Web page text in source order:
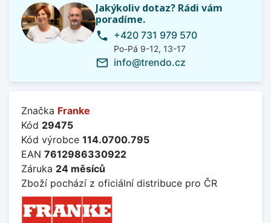
Jakýkoliv dotaz? Rádi vám
poradíme.
phone +420 731 979 570
Po-Pá 9-12, 13-17
mail_outline info@trendo.cz
Značka Franke
Kód 29475
Kód výrobce 114.0700.795
EAN 7612986330922
Záruka 24 měsíců
Zboží pochází z oficiální distribuce pro ČR